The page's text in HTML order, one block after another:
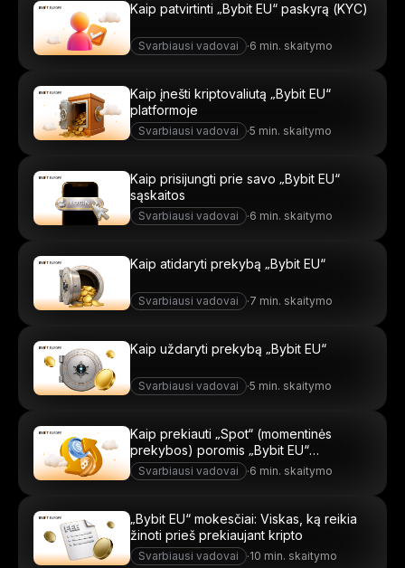
Kaip patvirtinti „Bybit EU“ paskyrą (KYC)
Svarbiausi vadovai ·6 min. skaitymo
Kaip įnešti kriptovaliutą „Bybit EU“
platformoje
Svarbiausi vadovai ·5 min. skaitymo
Kaip prisijungti prie savo „Bybit EU“
sąskaitos
Svarbiausi vadovai ·6 min. skaitymo
Kaip atidaryti prekybą „Bybit EU“
Svarbiausi vadovai ·7 min. skaitymo
Kaip uždaryti prekybą „Bybit EU“
Svarbiausi vadovai ·5 min. skaitymo
Kaip prekiauti „Spot“ (momentinės
prekybos) poromis „Bybit EU“
platformoje
Svarbiausi vadovai ·6 min. skaitymo
„Bybit EU“ mokesčiai: Viskas, ką reikia
žinoti prieš prekiaujant kripto
Svarbiausi vadovai ·10 min. skaitymo